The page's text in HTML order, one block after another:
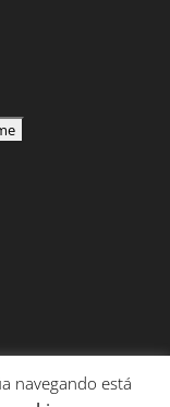
navegando está